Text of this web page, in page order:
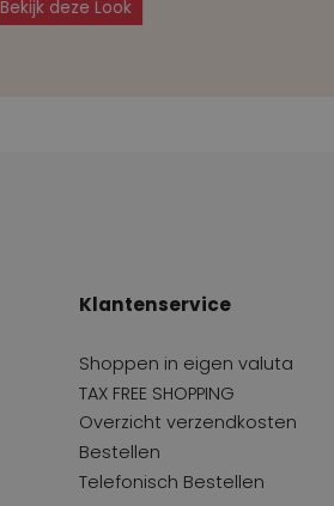
Bekijk deze Look
Klantenservice
Shoppen in eigen valuta
TAX FREE SHOPPING
Overzicht verzendkosten
Bestellen
Telefonisch Bestellen